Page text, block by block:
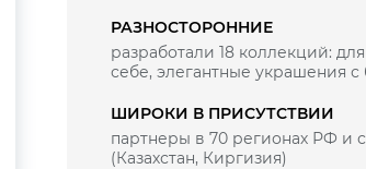
РАЗНОСТОРОННИЕ
разработали 18 коллекций:
себе, элегантные украшения
ШИРОКИ В ПРИСУТСТВИИ
партнеры в 70 регионах РФ и
(Казахстан, Киргизия)